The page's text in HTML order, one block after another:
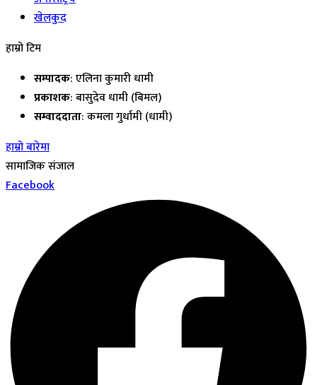
खेलकुद
हाम्रो टिम
सम्पादक: एलिना कुमारी धामी
प्रकाशक: बासुदेव धामी (बिमल)
सम्वाददाता: कमला गुर्धामी (धामी)
हाम्रो बारेमा
सामाजिक संजाल
Facebook